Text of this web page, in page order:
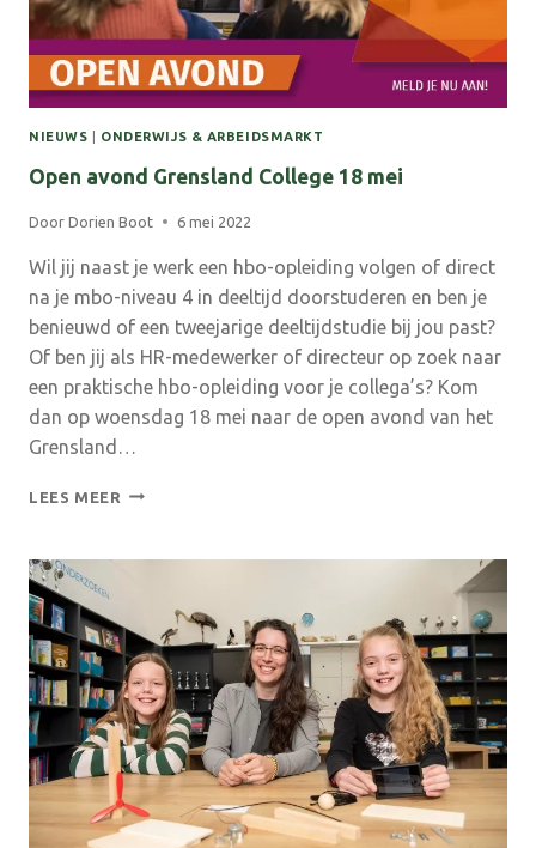
NIEUWS ONDERWIJS & ARBEIDSMARKT
Open avond Grensland College 18 mei
Door Dorien Boot 6 mei 2022
Wil jij naast je werk een hbo-opleiding volgen of direct
na je mbo-niveau 4 in deeltijd doorstuderen en ben je
benieuwd of een tweejarige deeltijdstudie bij jou past?
Of ben jij als HR-medewerker of directeur op zoek naar
een praktische hbo-opleiding voor je collega’s? Kom
dan op woensdag 18 mei naar de open avond van het
Grensland…
LEES MEER OPEN
COLLEGE